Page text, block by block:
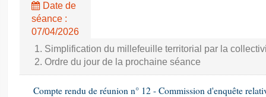
Date de
séance :
07/04/2026
1. Simplification du millefeuille territorial par la
2. Ordre du jour de la prochaine séance
Compte rendu de réunion n° 12 - Commission d'enquête